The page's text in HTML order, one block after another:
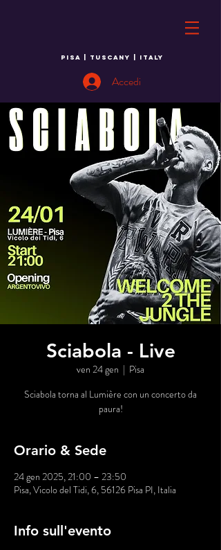
PISA | TUSCANY | ITALY
Accedi
Sciabola - Live
ven 24 gen
  |
Pisa
Sciabola torna al Lumière con un concerto da
paura!
Orario & Sede
24 gen 2025, 21:00 – 23:50
Pisa, Vicolo del Tidi, 6, 56126 Pisa PI, Italia
Info sull'evento